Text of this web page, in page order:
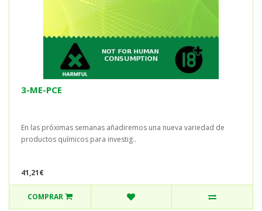
3-ME-PCE
En las próximas semanas añadiremos una nueva variedad de
productos químicos para investig..
41,21€
COMPRAR